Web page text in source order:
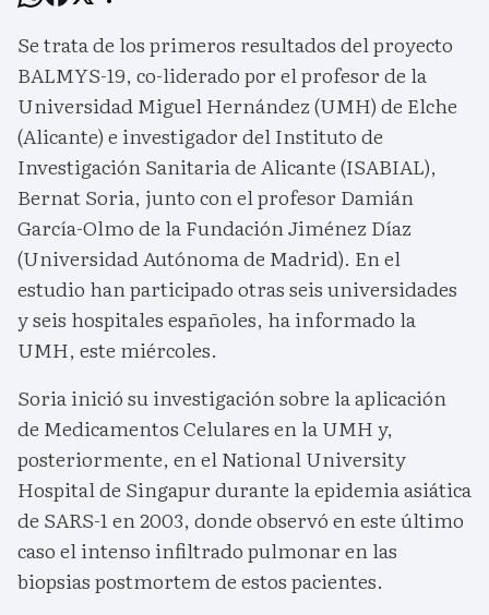
Se trata de los primeros resultados del proyecto
BALMYS-19, co-liderado por el profesor de la
Universidad Miguel Hernández (UMH) de Elche
(Alicante) e investigador del Instituto de
Investigación Sanitaria de Alicante (ISABIAL),
Bernat Soria, junto con el profesor Damián
García-Olmo de la Fundación Jiménez Díaz
(Universidad Autónoma de Madrid). En el
estudio han participado otras seis universidades
y seis hospitales españoles, ha informado la
UMH, este miércoles.
Soria inició su investigación sobre la aplicación
de Medicamentos Celulares en la UMH y,
posteriormente, en el National University
Hospital de Singapur durante la epidemia asiática
de SARS-1 en 2003, donde observó en este último
caso el intenso infiltrado pulmonar en las
biopsias postmortem de estos pacientes.